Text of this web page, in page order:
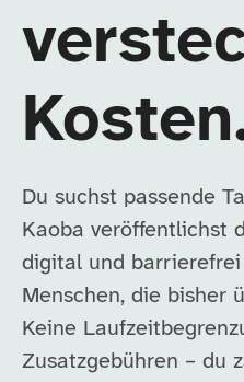
Du suchst passende
Kaoba veröffentlichst
digital und
Menschen, die bisher
Keine
Zusatzgebühren – du